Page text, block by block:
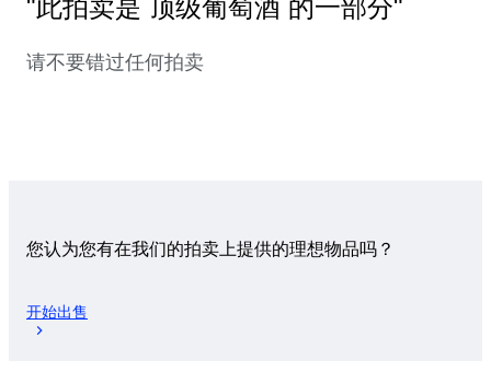
"此拍卖是 顶级葡萄酒 的一部分"
请不要错过任何拍卖
您认为您有在我们的拍卖上提供的理想物品吗？
开始出售